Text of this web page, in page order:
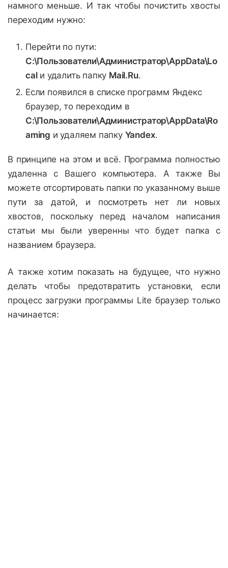
намного меньше. И так чтобы почистить хвосты
переходим нужно:
Перейти по пути:
C:\Пользователи\Администратор\AppData\Lo
calи удалить папку Mail.Ru.
Если появился в списке программ Яндекс
браузер, то переходим в
C:\Пользователи\Администратор\AppData\Ro
aming и удаляем папку Yandex.
В принципе на этом и всё. Программа полностью
удаленна с Вашего компьютера. А также Вы
можете отсортировать папки по указанному выше
пути за датой, и посмотреть нет ли новых
хвостов, поскольку перед началом написания
статьи мы были уверенны что будет папка с
названием браузера.
А также хотим показать на будущее, что нужно
делать чтобы предотвратить установки, если
процесс загрузки программы Lite браузер только
начинается: